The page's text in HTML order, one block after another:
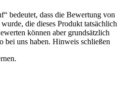
bedeutet, dass die Bewertung von
die dieses Produkt tatsächlich
können aber grundsätzlich
bei uns haben. Hinweis schließen